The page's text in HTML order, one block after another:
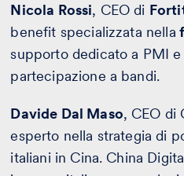
Nicola Rossi, CEO di
benefit specializzata nella
supporto dedicato a PMI
partecipazione a bandi.
Davide Dal Maso, CEO di
esperto nella strategia di
italiani in Cina. China